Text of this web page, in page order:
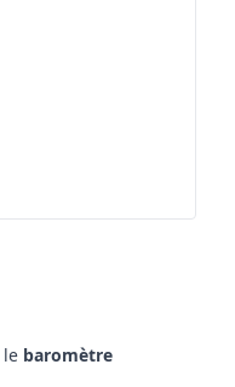
baromètre